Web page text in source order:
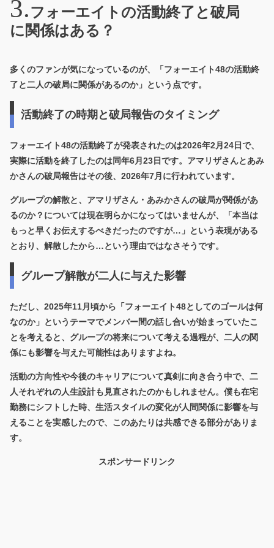
フォーエイトの活動終了と破局
に関係はある？
多くのファンが気になっているのが、「フォーエイト48の活動終
了と二人の破局に関係があるのか」という点です。
活動終了の時期と破局報告のタイミング
フォーエイト48の活動終了が発表されたのは2026年2月24日で、
実際に活動を終了したのは同年6月23日です。アマリザさんとあみ
かさんの破局報告はその後、2026年7月に行われています。
グループの解散と、アマリザさん・あみかさんの破局が関係があ
るのか？については現在明らかになってはいませんが、「本当は
もっと早くお伝えするべきだったのですが…」という表現がある
とおり、解散したから…という理由ではなさそうです。
グループ解散が二人に与えた影響
ただし、2025年11月頃から「フォーエイト48としてのゴールは何
なのか」というテーマでメンバー間の話し合いが始まっていたこ
とを考えると、 グループの将来について考える過程が、二人の関
係にも影響を与えた可能性はありますよね。
活動の方向性や今後のキャリアについて真剣に向き合う中で、二
人それぞれの人生設計も見直されたのかもしれません。僕も在宅
勤務にシフトした時、生活スタイルの変化が人間関係に影響を与
えることを実感したので、このあたりは共感できる部分がありま
す。
スポンサードリンク